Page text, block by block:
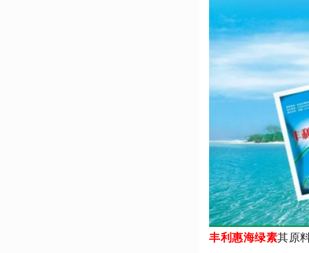
丰利惠海绿素其原